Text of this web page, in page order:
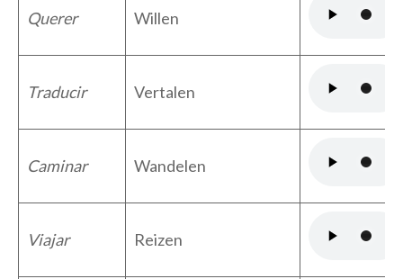
Querer Willen
Traducir Vertalen
Caminar Wandelen
Viajar Reizen